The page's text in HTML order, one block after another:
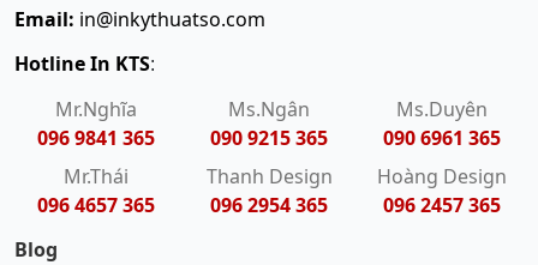
Email: in@inkythuatso.com
Hotline In KTS:
Mr.Nghĩa
096 9841 365
Ms.Ngân
090 9215 365
Ms.Duyên
090 6961 365
Mr.Thái
096 4657 365
Thanh Design
096 2954 365
Hoàng Design
096 2457 365
Blog